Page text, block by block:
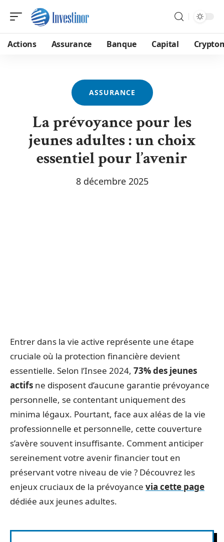
Actions Assurance Banque Capital
ASSURANCE
La prévoyance pour les
jeunes adultes : un choix
essentiel pour l’avenir
8 décembre 2025
Entrer dans la vie active représente une étape
cruciale où la protection financière devient
essentielle. Selon l’Insee 2024, 73% des jeunes
actifs ne disposent d’aucune garantie prévoyance
personnelle, se contentant uniquement des
minima légaux. Pourtant, face aux aléas de la vie
professionnelle et personnelle, cette couverture
s’avère souvent insuffisante. Comment anticiper
sereinement votre avenir financier tout en
préservant votre niveau de vie ? Découvrez les
enjeux cruciaux de la prévoyance via cette page
dédiée aux jeunes adultes.